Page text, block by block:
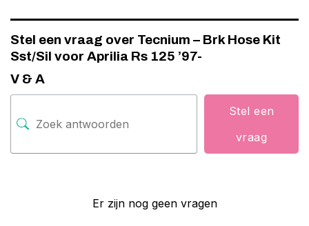
Stel een vraag over Tecnium – Brk Hose Kit
Sst/Sil voor Aprilia Rs 125 ’97-
V & A
Stel een
vraag
Er zijn nog geen vragen